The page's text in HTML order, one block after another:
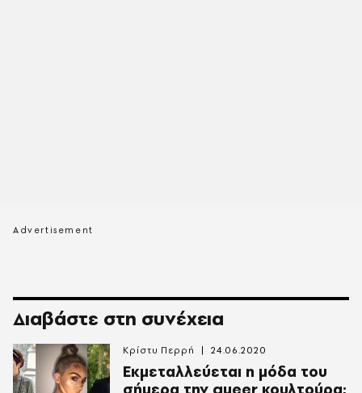
Διαβάστε στη συνέχεια
Εκμεταλλεύεται η μόδα του
Κρίστυ Περρή 24.06.2020